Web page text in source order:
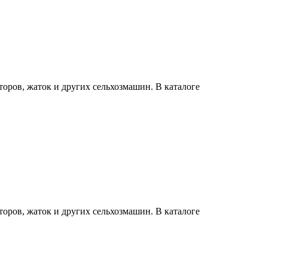
жаток и других сельхозмашин. В каталоге
жаток и других сельхозмашин. В каталоге